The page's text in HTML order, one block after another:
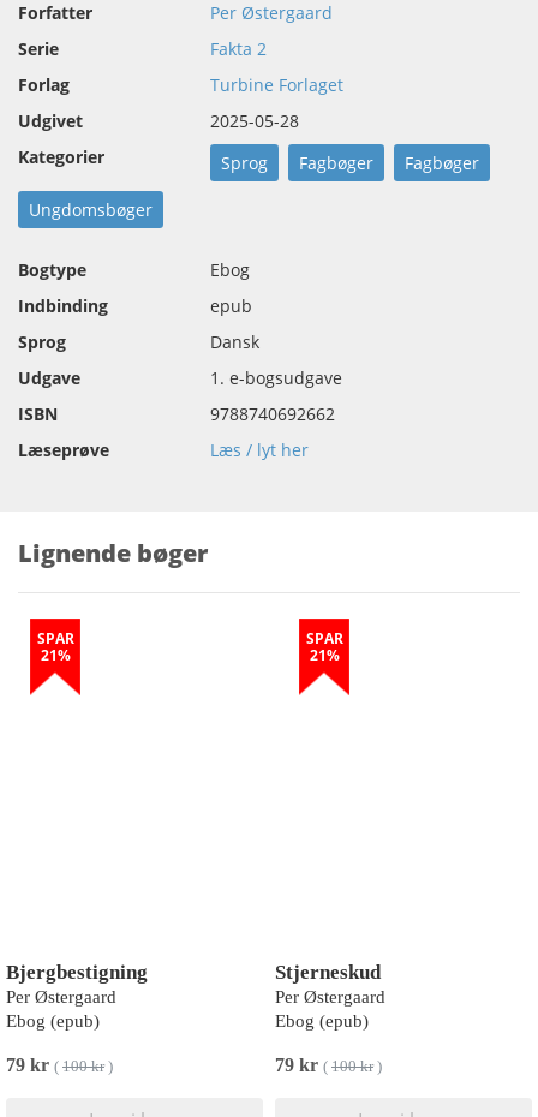
Forfatter
Per Østergaard
Serie
Fakta 2
Forlag
Turbine Forlaget
Udgivet
2025-05-28
Kategorier
Sprog Fagbøger Fagbøger
Ungdomsbøger
Bogtype
Ebog
Indbinding
epub
Sprog
Dansk
Udgave
1. e-bogsudgave
ISBN
9788740692662
Læseprøve
Læs / lyt her
Lignende bøger
SPAR
21%
Bjergbestigning
Per Østergaard
Ebog (epub)
79 kr ( 100 kr)
SPAR
21%
Stjerneskud
Per Østergaard
Ebog (epub)
79 kr ( 100 kr)